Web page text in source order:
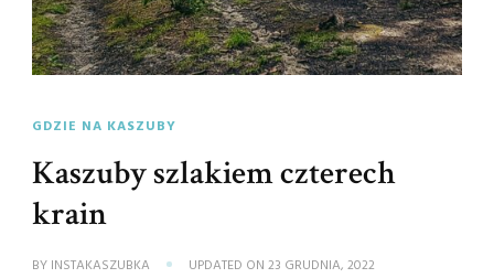
GDZIE NA KASZUBY
Kaszuby szlakiem czterech
krain
BY INSTAKASZUBKA UPDATED ON 23 GRUDNIA, 2022